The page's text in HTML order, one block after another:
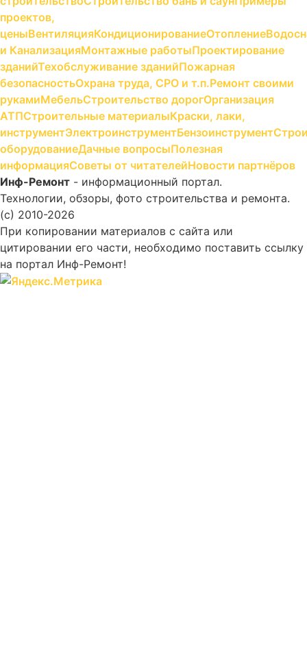
проектов,
ценыВентиляцияКондиционированиеОтопление
и КанализацияМонтажные работыПроектирование
зданийТехобслуживание зданийПожарная
безопасностьОхрана труда, СРО и т.п.Ремонт своими
рукамиМебельСтроительство дорогОрганизация
АТПСтроительные материалыКраски, лаки,
инструментЭлектроинструментБензоинструмент
оборудованиеДачные вопросыПолезная
информацияСоветы от читателейНовости партнёров
Инф-Ремонт - информационный портал.
Технологии, обзоры, фото строительства и ремонта.
(c) 2010-2026
При копировании материалов с сайта или
цитировании его части, необходимо поставить ссылку
на портал Инф-Ремонт!